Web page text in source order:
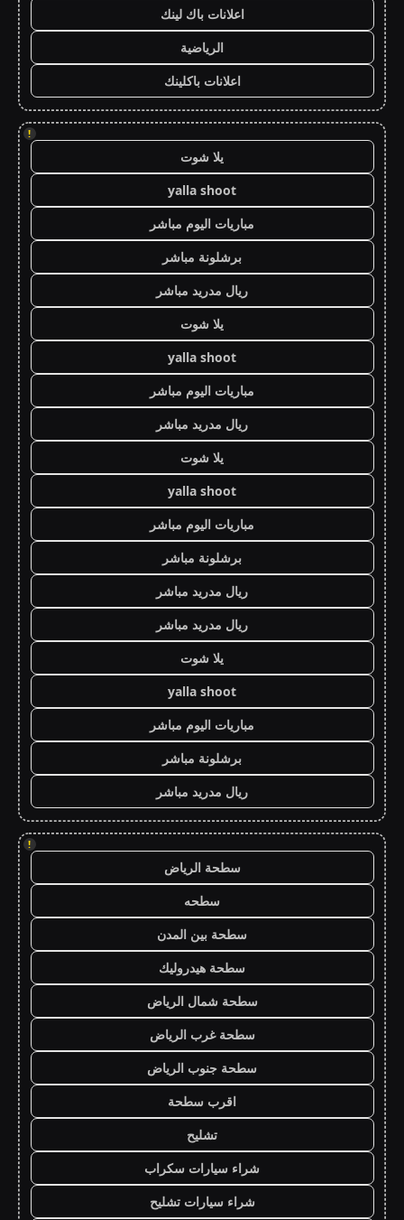
اعلانات باك لينك
الرياضية
اعلانات باكلينك
!
يلا شوت
yalla shoot
مباريات اليوم مباشر
برشلونة مباشر
ريال مدريد مباشر
يلا شوت
yalla shoot
مباريات اليوم مباشر
ريال مدريد مباشر
يلا شوت
yalla shoot
مباريات اليوم مباشر
برشلونة مباشر
ريال مدريد مباشر
ريال مدريد مباشر
يلا شوت
yalla shoot
مباريات اليوم مباشر
برشلونة مباشر
ريال مدريد مباشر
!
سطحة الرياض
سطحه
سطحة بين المدن
سطحة هيدروليك
سطحة شمال الرياض
سطحة غرب الرياض
سطحة جنوب الرياض
اقرب سطحة
تشليح
شراء سيارات سكراب
شراء سيارات تشليح